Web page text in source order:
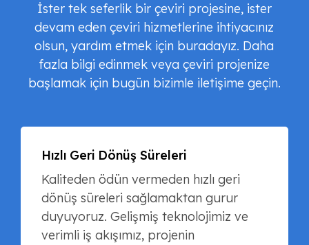
İster tek seferlik bir çeviri projesine, ister
devam eden çeviri hizmetlerine ihtiyacınız
olsun, yardım etmek için buradayız. Daha
fazla bilgi edinmek veya çeviri projenize
başlamak için bugün bizimle iletişime geçin.
Hızlı Geri Dönüş Süreleri
Kaliteden ödün vermeden hızlı geri
dönüş süreleri sağlamaktan gurur
duyuyoruz. Gelişmiş teknolojimiz ve
verimli iş akışımız, projenin